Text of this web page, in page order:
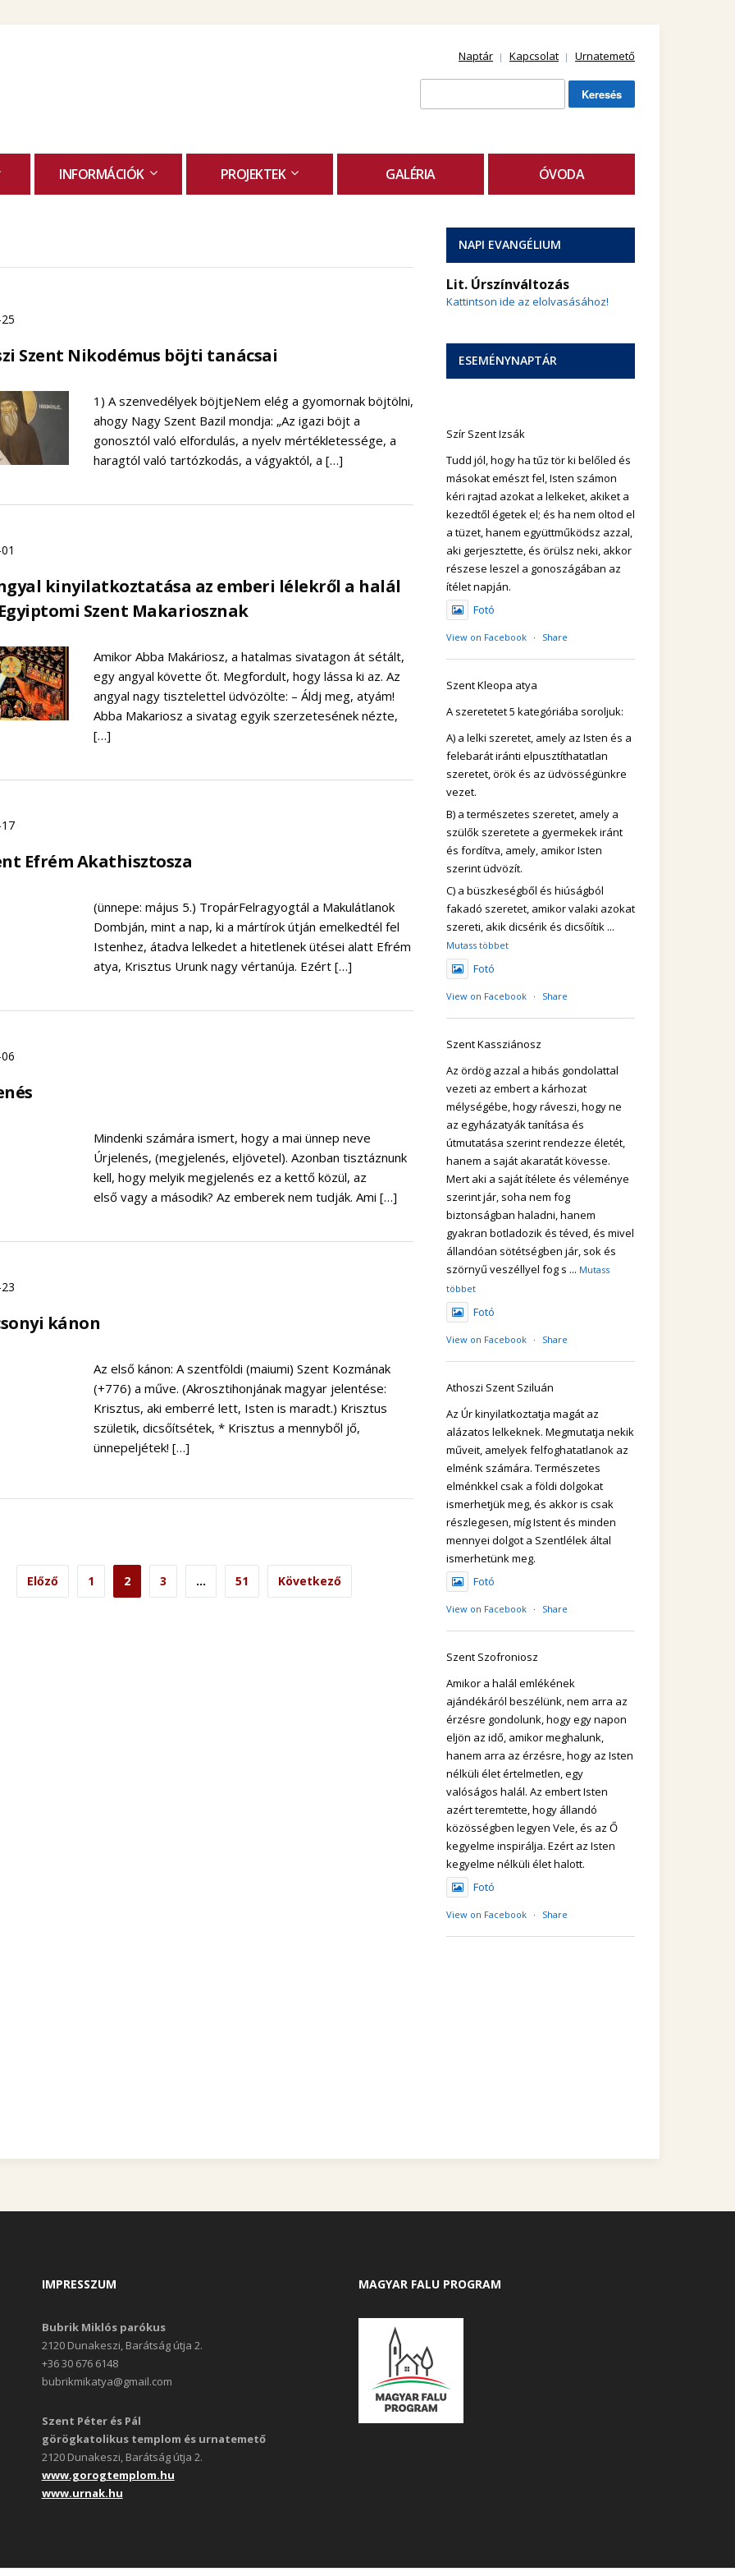
Naptár Kapcsolat Urnatemető
INFORMÁCIÓK PROJEKTEK GALÉRIA ÓVODA
Szent Nikodémus böjti tanácsai
1) A szenvedélyek böjtjeNem elég a gyomornak böjtölni,
ahogy Nagy Szent Bazil mondja: „Az igazi böjt a
gonosztól való elfordulás, a nyelv mértékletessége, a
haragtól való tartózkodás, a vágyaktól, a […]
kinyilatkoztatása az emberi lélekről a halál
Szent Makariosznak
Amikor Abba Makáriosz, a hatalmas sivatagon át sétált,
egy angyal követte őt. Megfordult, hogy lássa ki az. Az
angyal nagy tisztelettel üdvözölte: – Áldj meg, atyám!
Abba Makariosz a sivatag egyik szerzetesének nézte,
[…]
Efrém Akathisztosza
(ünnepe: május 5.) TropárFelragyogtál a Makulátlanok
Dombján, mint a nap, ki a mártírok útján emelkedtél fel
Istenhez, átadva lelkedet a hitetlenek ütései alatt Efrém
atya, Krisztus Urunk nagy vértanúja. Ezért […]
Mindenki számára ismert, hogy a mai ünnep neve
Úrjelenés, (megjelenés, eljövetel). Azonban tisztáznunk
kell, hogy melyik megjelenés ez a kettő közül, az
első vagy a második? Az emberek nem tudják. Ami […]
kánon
Az első kánon: A szentföldi (maiumi) Szent Kozmának
(+776) a műve. (Akrosztihonjának magyar jelentése:
Krisztus, aki emberré lett, Isten is maradt.) Krisztus
születik, dicsőítsétek, * Krisztus a mennyből jő,
ünnepeljétek! […]
Előző 1 2 3 … 51 Következő
NAPI EVANGÉLIUM
Lit. Úrszínváltozás
Kattintson ide az elolvasásához!
ESEMÉNYNAPTÁR
Szír Szent Izsák
Tudd jól, hogy ha tűz tör ki belőled és
másokat emészt fel, Isten számon
kéri rajtad azokat a lelkeket, akiket a
kezedtől égetek el; és ha nem oltod el
a tüzet, hanem együttműködsz azzal,
aki gerjesztette, és örülsz neki, akkor
részese leszel a gonoszágában az
ítélet napján.
Fotó
View on Facebook · Share
Szent Kleopa atya
A szeretetet 5 kategóriába soroljuk:
A) a lelki szeretet, amely az Isten és a
felebarát iránti elpusztíthatatlan
szeretet, örök és az üdvösségünkre
vezet.
B) a természetes szeretet, amely a
szülők szeretete a gyermekek iránt
és fordítva, amely, amikor Isten
szerint üdvözít.
C) a büszkeségből és hiúságból
fakadó szeretet, amikor valaki azokat
szereti, akik dicsérik és dicsőítik ...
Mutass többet
Fotó
View on Facebook · Share
Szent Kassziánosz
Az ördög azzal a hibás gondolattal
vezeti az embert a kárhozat
mélységébe, hogy ráveszi, hogy ne
az egyházatyák tanítása és
útmutatása szerint rendezze életét,
hanem a saját akaratát kövesse.
Mert aki a saját ítélete és véleménye
szerint jár, soha nem fog
biztonságban haladni, hanem
gyakran botladozik és téved, és mivel
állandóan sötétségben jár, sok és
szörnyű veszéllyel fog s ... Mutass
többet
Fotó
View on Facebook · Share
Athoszi Szent Sziluán
Az Úr kinyilatkoztatja magát az
alázatos lelkeknek. Megmutatja nekik
műveit, amelyek felfoghatatlanok az
elménk számára. Természetes
elménkkel csak a földi dolgokat
ismerhetjük meg, és akkor is csak
részlegesen, míg Istent és minden
mennyei dolgot a Szentlélek által
ismerhetünk meg.
Fotó
View on Facebook · Share
Szent Szofroniosz
Amikor a halál emlékének
ajándékáról beszélünk, nem arra az
érzésre gondolunk, hogy egy napon
eljön az idő, amikor meghalunk,
hanem arra az érzésre, hogy az Isten
nélküli élet értelmetlen, egy
valóságos halál. Az embert Isten
azért teremtette, hogy állandó
közösségben legyen Vele, és az Ő
kegyelme inspirálja. Ezért az Isten
kegyelme nélküli élet halott.
Fotó
View on Facebook · Share
IMPRESSZUM
Bubrik Miklós parókus
2120 Dunakeszi, Barátság útja 2.
+36 30 676 6148
bubrikmikatya@gmail.com
Szent Péter és Pál
görögkatolikus templom és urnatemető
2120 Dunakeszi, Barátság útja 2.
www.gorogtemplom.hu
www.urnak.hu
MAGYAR FALU PROGRAM